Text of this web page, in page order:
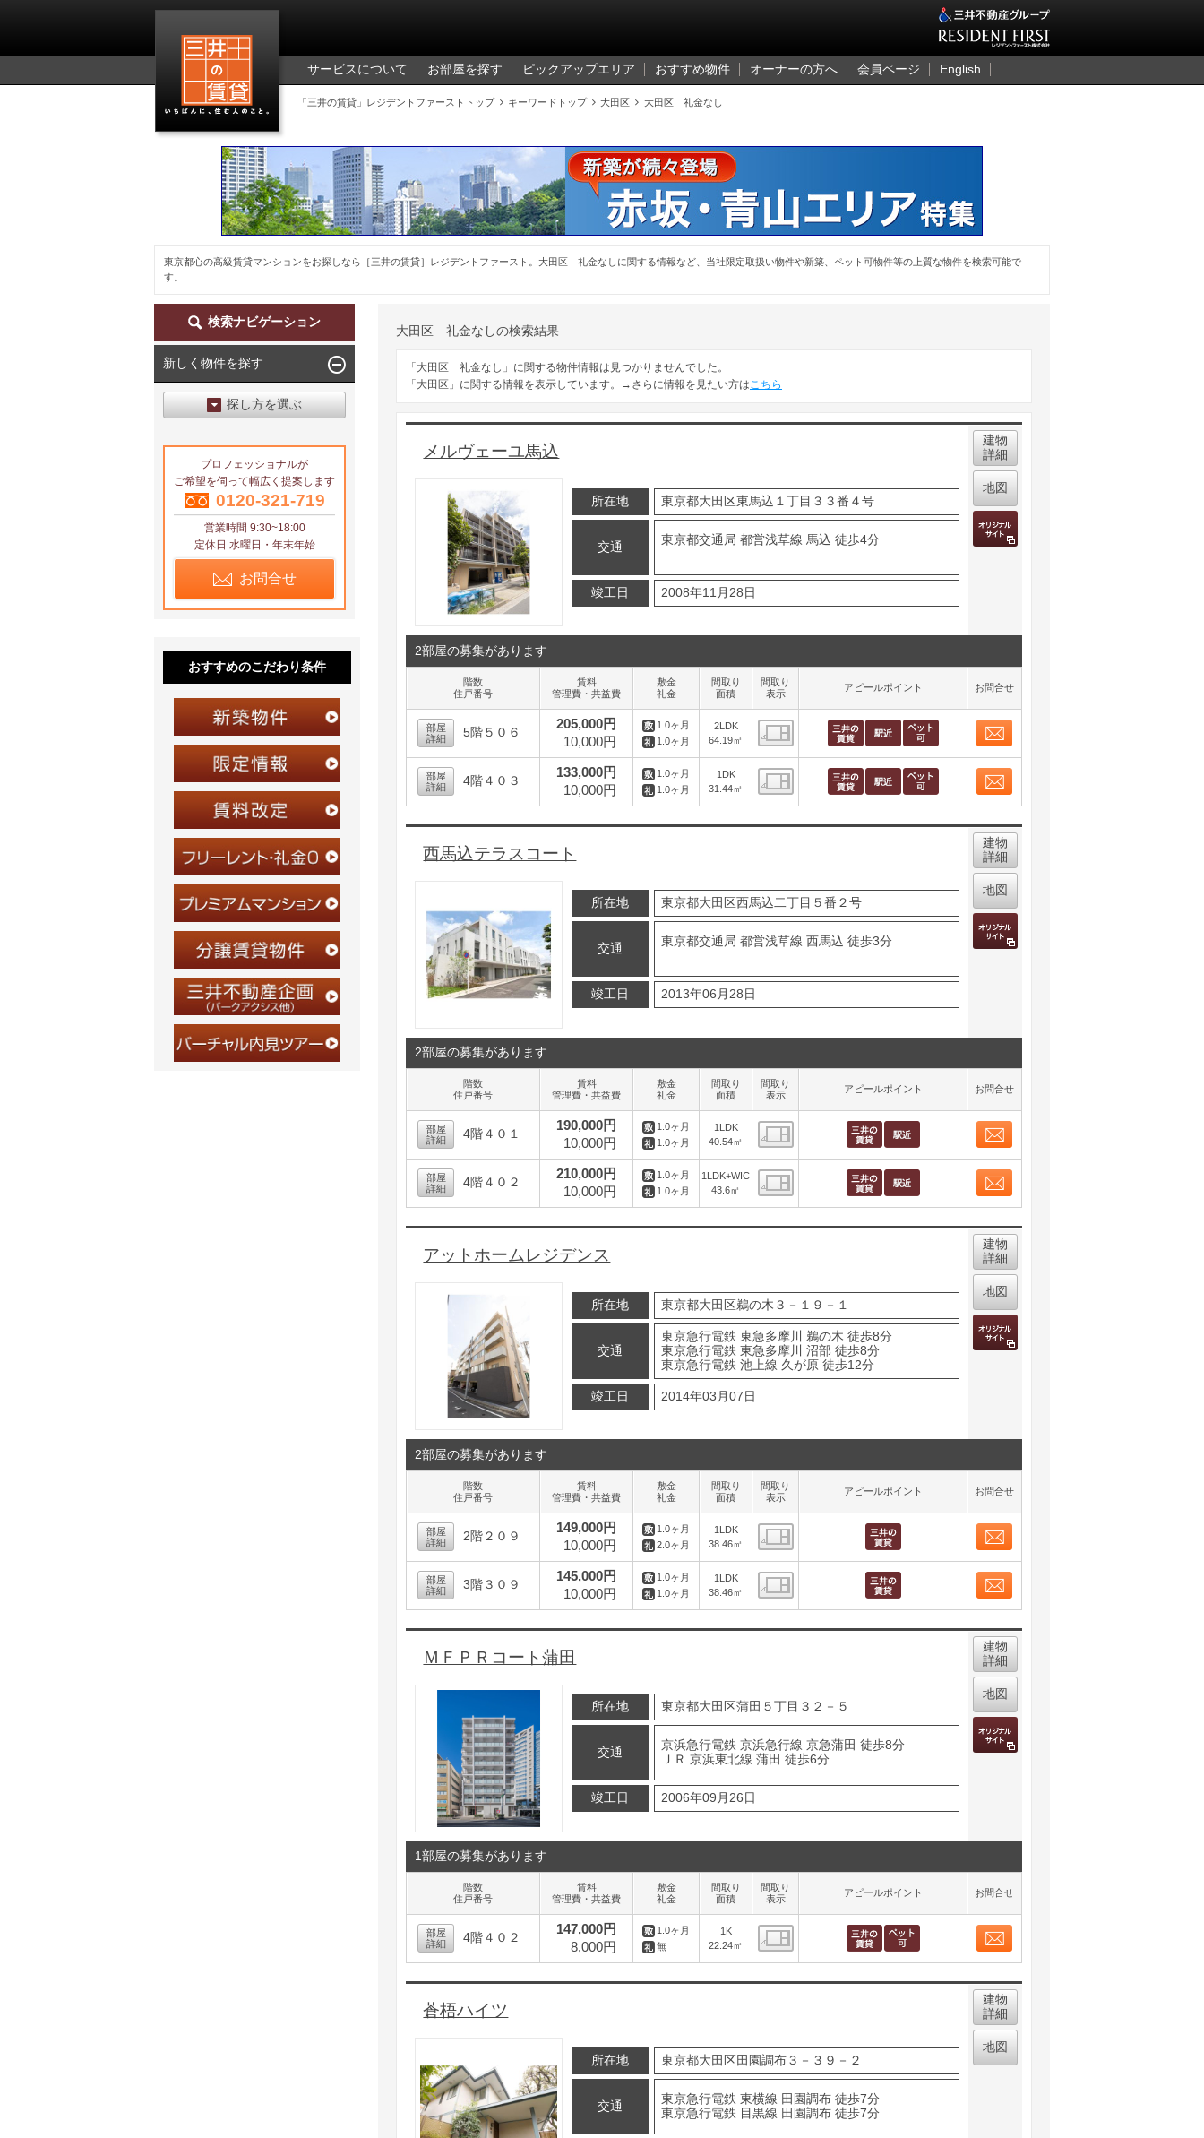
サービスについて お部屋を探す ピックアップエリア おすすめ物件 オーナーの方へ 会員ページ English
「三井の賃貸」レジデントファーストトップ  キーワードトップ  大田区  大田区 礼金なし
東京都心の高級賃貸マンションをお探しなら［三井の賃貸］レジデントファースト。大田区 礼金なしに関する情報など、当社限定取扱い物件や新築、ペット可物件等の上質な物件を検索可能で
す。
大田区 礼金なしの検索結果
「大田区 礼金なし」に関する物件情報は見つかりませんでした。
「大田区」に関する情報を表示しています。→さらに情報を見たい方はこちら
メルヴェーユ馬込
所在地 東京都大田区東馬込１丁目３３番４号
交通
東京都交通局 都営浅草線 馬込 徒歩4分
竣工日 2008年11月28日
建物
詳細
地図
2部屋の募集があります
階数
住戸番号
賃料
管理費・共益費
敷金
礼金
間取り
面積
間取り
表示
アピールポイント お問合せ
部屋
詳細
5階５０６
205,000円
10,000円
1.0ヶ月
1.0ヶ月
2LDK
64.19㎡
間取り表示
部屋
詳細
4階４０３
133,000円
10,000円
1.0ヶ月
1.0ヶ月
1DK
31.44㎡
間取り表示
西馬込テラスコート
所在地 東京都大田区西馬込二丁目５番２号
交通
東京都交通局 都営浅草線 西馬込 徒歩3分
竣工日 2013年06月28日
建物
詳細
地図
2部屋の募集があります
階数
住戸番号
賃料
管理費・共益費
敷金
礼金
間取り
面積
間取り
表示
アピールポイント お問合せ
部屋
詳細
4階４０１
190,000円
10,000円
1.0ヶ月
1.0ヶ月
1LDK
40.54㎡
間取り表示
部屋
詳細
4階４０２
210,000円
10,000円
1.0ヶ月
1.0ヶ月
1LDK+WIC
43.6㎡
間取り表示
アットホームレジデンス
所在地 東京都大田区鵜の木３－１９－１
交通
東京急行電鉄 東急多摩川 鵜の木 徒歩8分
東京急行電鉄 東急多摩川 沼部 徒歩8分
東京急行電鉄 池上線 久が原 徒歩12分
竣工日 2014年03月07日
建物
詳細
地図
2部屋の募集があります
階数
住戸番号
賃料
管理費・共益費
敷金
礼金
間取り
面積
間取り
表示
アピールポイント お問合せ
部屋
詳細
2階２０９
149,000円
10,000円
1.0ヶ月
2.0ヶ月
1LDK
38.46㎡
間取り表示
部屋
詳細
3階３０９
145,000円
10,000円
1.0ヶ月
1.0ヶ月
1LDK
38.46㎡
間取り表示
ＭＦＰＲコート蒲田
所在地 東京都大田区蒲田５丁目３２－５
交通
京浜急行電鉄 京浜急行線 京急蒲田 徒歩8分
ＪＲ 京浜東北線 蒲田 徒歩6分
竣工日 2006年09月26日
建物
詳細
地図
1部屋の募集があります
階数
住戸番号
賃料
管理費・共益費
敷金
礼金
間取り
面積
間取り
表示
アピールポイント お問合せ
部屋
詳細
4階４０２
147,000円
8,000円
1.0ヶ月
無
1K
22.24㎡
間取り表示
蒼梧ハイツ
所在地 東京都大田区田園調布３－３９－２
交通
東京急行電鉄 東横線 田園調布 徒歩7分
東京急行電鉄 目黒線 田園調布 徒歩7分
建物
詳細
地図
検索ナビゲーション
新しく物件を探す
探し方を選ぶ
区から探す
地図から探す
沿線から探す
プロフェッショナルが
ご希望を伺って幅広く提案します
0120-321-719
営業時間 9:30~18:00
定休日 水曜日・年末年始
お問合せ
おすすめのこだわり条件